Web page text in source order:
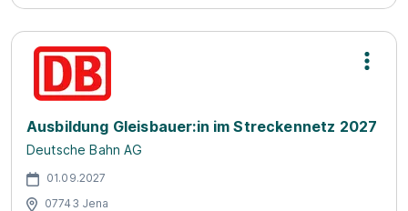
Ausbildung Gleisbauer:in im Streckennetz 2027
Deutsche Bahn AG
01.09.2027
07743 Jena